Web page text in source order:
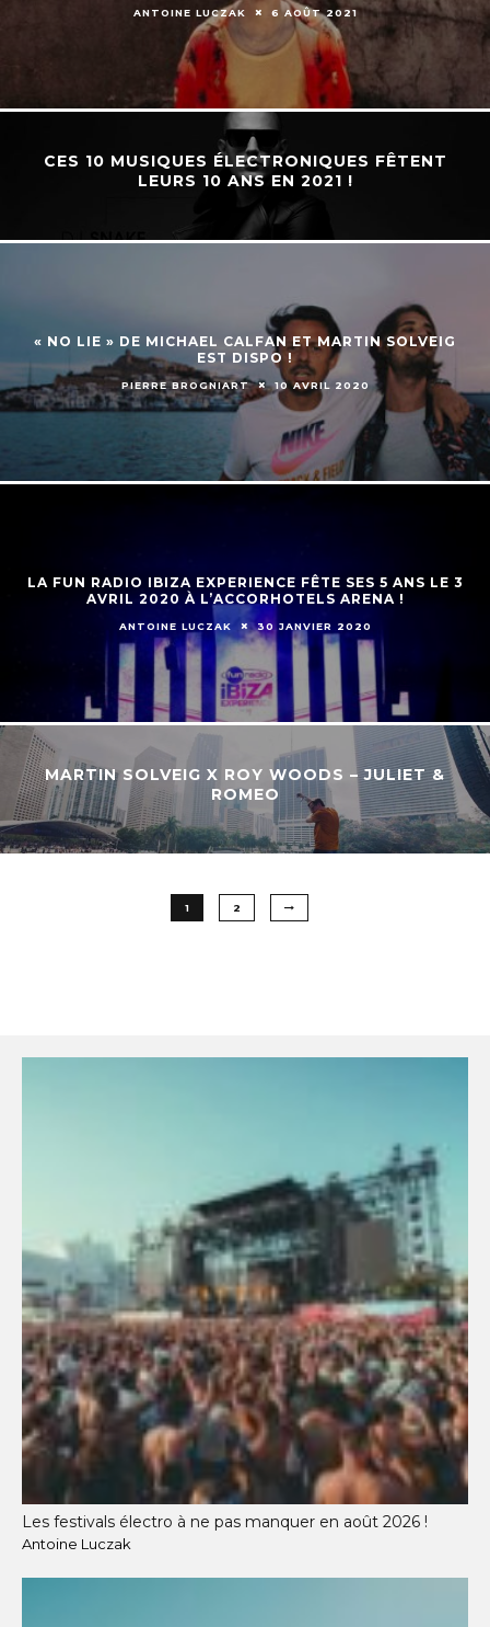
ANTOINE LUCZAK 6 AOÛT 2021
CES 10 MUSIQUES ÉLECTRONIQUES FÊTENT
LEURS 10 ANS EN 2021 !
« NO LIE » DE MICHAEL CALFAN ET MARTIN SOLVEIG
EST DISPO !
PIERRE BROGNIART 10 AVRIL 2020
LA FUN RADIO IBIZA EXPERIENCE FÊTE SES 5 ANS LE 3
AVRIL 2020 À L’ACCORHOTELS ARENA !
ANTOINE LUCZAK 30 JANVIER 2020
MARTIN SOLVEIG X ROY WOODS – JULIET &
ROMEO
1 2
Les festivals électro à ne pas manquer en août 2026 !
Antoine Luczak